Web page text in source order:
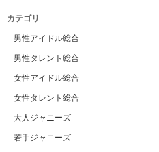
カテゴリ
男性アイドル総合
男性タレント総合
女性アイドル総合
女性タレント総合
大人ジャニーズ
若手ジャニーズ